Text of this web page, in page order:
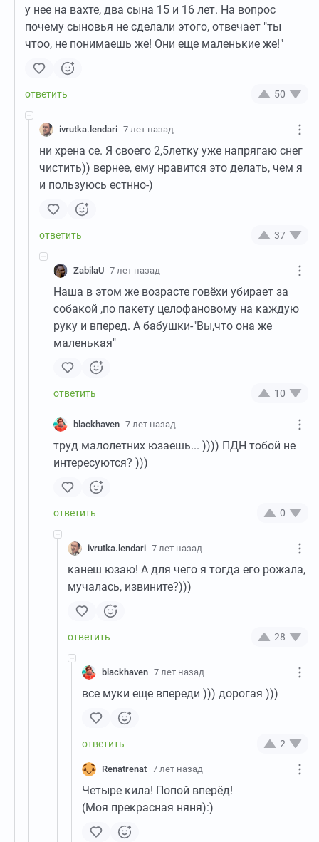
у нее на вахте, два сына 15 и 16 лет. На вопрос
почему сыновья не сделали этого, отвечает "ты
чтоо, не понимаешь же! Они еще маленькие же!"
50
ivrutka.lendari 7 лет назад
ни хрена се. Я своего 2,5летку уже напрягаю снег
чистить)) вернее, ему нравится это делать, чем я
и пользуюсь естнно-)
37
ZabilaU 7 лет назад
Наша в этом же возрасте говёхи убирает за
собакой ,по пакету целофановому на каждую
руку и вперед. А бабушки-"Вы,что она же
маленькая"
10
blackhaven 7 лет назад
труд малолетних юзаешь... )))) ПДН тобой не
интересуются? )))
0
ivrutka.lendari 7 лет назад
канеш юзаю! А для чего я тогда его рожала,
мучалась, извините?)))
28
blackhaven 7 лет назад
все муки еще впереди ))) дорогая )))
2
Renatrenat 7 лет назад
Четыре кила! Попой вперёд!
(Моя прекрасная няня):)